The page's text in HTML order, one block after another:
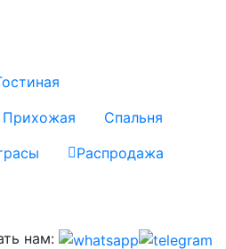
Прихожая
Спальня
Распродажа
нам: